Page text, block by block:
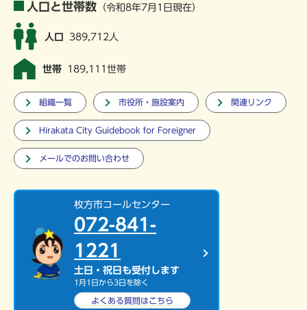
人口と世帯数 （令和8年7月1日現在）
人口 389,712人
世帯 189,111世帯
組織一覧 市役所・施設案内 関連リンク
Hirakata City Guidebook for Foreigner
メールでのお問い合わせ
枚方市コールセンター
072-841-
1221
土日・祝日も受付します
1月1日から3日を除く
よくある質問はこちら